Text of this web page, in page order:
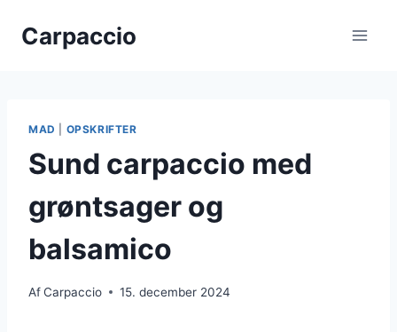
Carpaccio
MAD OPSKRIFTER
Sund carpaccio med
grøntsager og
balsamico
AfCarpaccio 15. december 2024